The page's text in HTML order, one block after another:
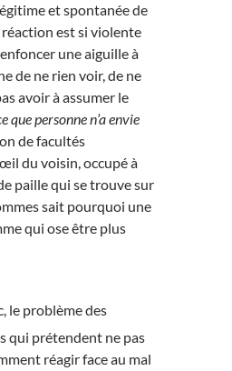
et spontanée de
est si violente
une aiguille à
de ne rien voir, de ne
avoir à assumer le
que personne n’a envie
de facultés
du voisin, occupé à
paille qui se trouve sur
sait pourquoi une
qui ose être plus
le problème des
qui prétendent ne pas
réagir face au mal